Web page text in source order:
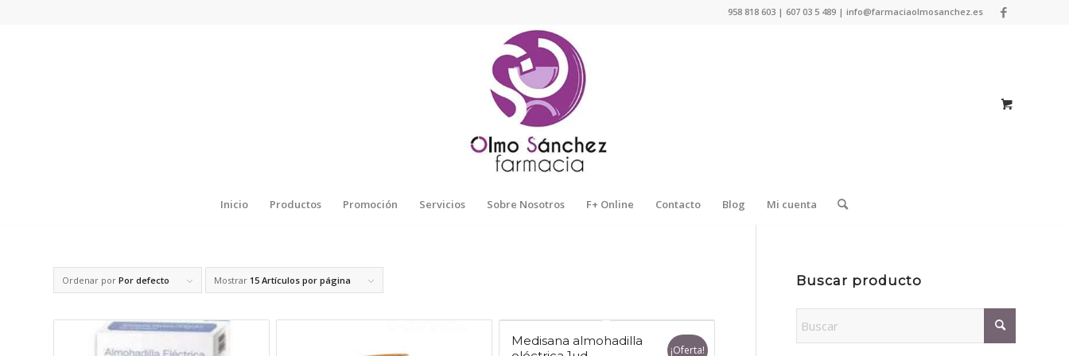
958 818 603 | 607 03 5 489 | info@farmaciaolmosanchez.es
Inicio Productos Promoción Servicios Sobre Nosotros F+ Online Contacto Blog Mi cuenta
Ordenar por Por defecto Mostrar 15 Artículos por página
Medisana almohadilla
¡Oferta!
Buscar producto